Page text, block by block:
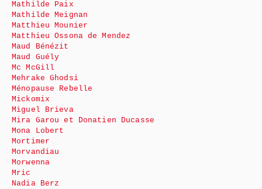
Mathilde Paix
Mathilde Meignan
Matthieu Mounier
Matthieu Ossona de Mendez
Maud Bénézit
Maud Guély
Mc McGill
Mehrake Ghodsi
Ménopause Rebelle
Mickomix
Miguel Brieva
Mira Garou et Donatien Ducasse
Mona Lobert
Mortimer
Morvandiau
Morwenna
Mric
Nadia Berz